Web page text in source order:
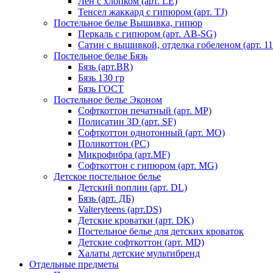
Тенсел жаккард с гипюром (арт. TJ)
Постельное белье Вышивка, гипюр
Перкаль с гипюром (арт. AB-SG)
Сатин с вышивкой, отделка гобеленом (арт.
Постельное белье Бязь
Бязь (арт.BR)
Бязь 130 гр
Бязь ГОСТ
Постельное белье Эконом
Софткоттон печатный (арт. MР)
Полисатин 3D (арт. SF)
Софткоттон однотонный (арт. MO)
Поликоттон (PC)
Микрофибра (арт.MF)
Софткоттон с гипюром (арт. MG)
Детское постельное белье
Детский поплин (арт. DL)
Бязь (арт. ДБ)
Valteryteens (арт.DS)
Детские кроватки (арт. DK)
Постельное белье для детских кроваток
Детские софткоттон (арт. MD)
Халаты детские мультибренд
Отдельные предметы